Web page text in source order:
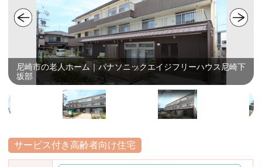
スタッフ紹介 アクセス
相談者様の声 お役立ち情報
おすすめ施設特集 施設関係者の方へ
尼崎市の老人ホーム｜パナソニックエイジフリーハウス尼崎下
坂部
サービス付き高齢者向け住宅